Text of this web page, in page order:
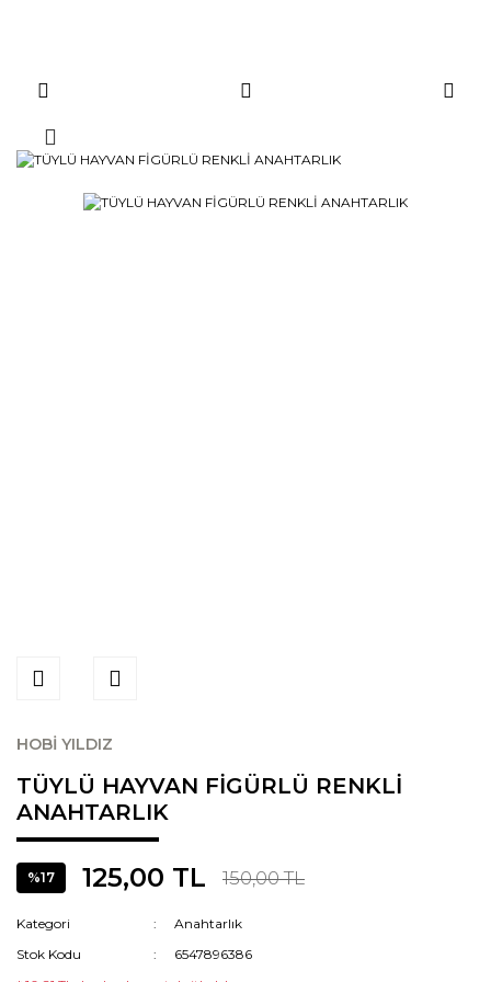
HOBİ YILDIZ
TÜYLÜ HAYVAN FİGÜRLÜ RENKLİ
ANAHTARLIK
%17 125,00 TL 150,00 TL
Kategori
Anahtarlık
Stok Kodu
6547896386